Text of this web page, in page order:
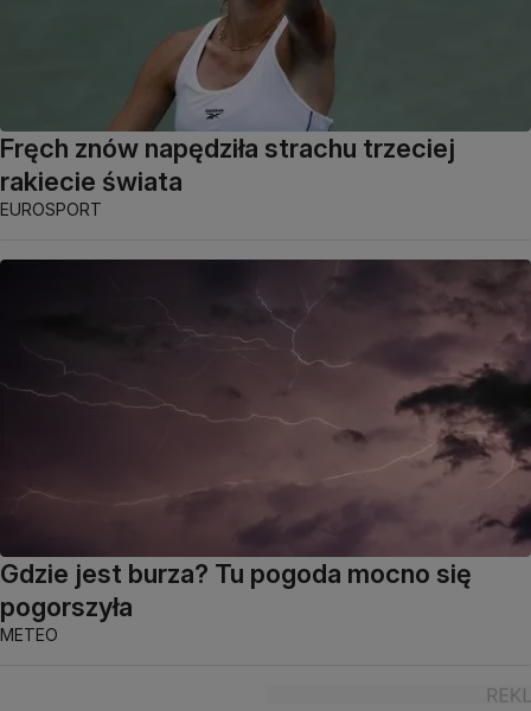
Fręch znów napędziła strachu trzeciej
rakiecie świata
EUROSPORT
Gdzie jest burza? Tu pogoda mocno się
pogorszyła
METEO